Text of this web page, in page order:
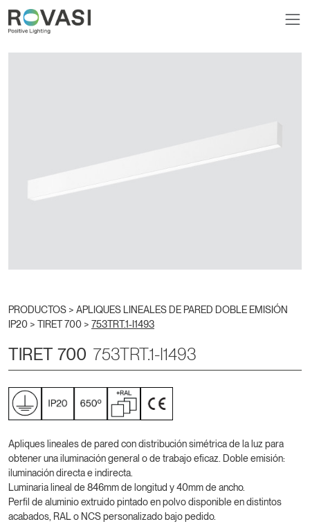
PRODUCTOS > APLIQUES LINEALES DE PARED DOBLE EMISIÓN
IP20 > TIRET 700 > 753TRT.1-I1493
TIRET 700 753TRT.1-I1493
Apliques lineales de pared con distribución simétrica de la luz para
obtener una iluminación general o de trabajo eficaz. Doble emisión:
iluminación directa e indirecta.
Luminaria lineal de 846mm de longitud y 40mm de ancho.
Perfil de aluminio extruido pintado en polvo disponible en distintos
acabados, RAL o NCS personalizado bajo pedido.